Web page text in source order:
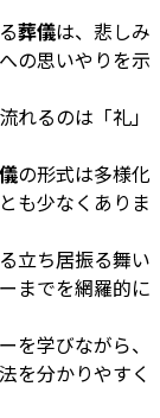
葬儀は、悲しみ
の思いやりを示
れるのは「礼」
の形式は多様化
も少なくありま
立ち居振る舞い
までを網羅的に
を学びながら、
を分かりやすく